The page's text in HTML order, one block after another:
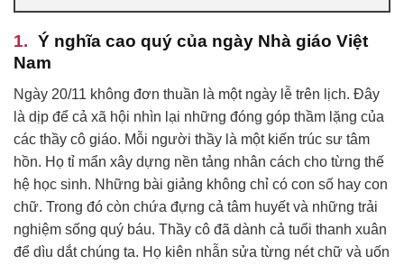
Ý nghĩa cao quý của ngày Nhà giáo Việt
Nam
Ngày 20/11 không đơn thuần là một ngày lễ trên lịch. Đây
là dịp để cả xã hội nhìn lại những đóng góp thầm lặng của
các thầy cô giáo. Mỗi người thầy là một kiến trúc sư tâm
hồn. Họ tỉ mẩn xây dựng nền tảng nhân cách cho từng thế
hệ học sinh. Những bài giảng không chỉ có con số hay con
chữ. Trong đó còn chứa đựng cả tâm huyết và những trải
nghiệm sống quý báu. Thầy cô đã dành cả tuổi thanh xuân
để dìu dắt chúng ta. Họ kiên nhẫn sửa từng nét chữ và uốn